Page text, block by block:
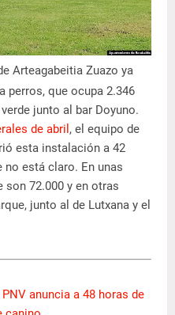
Arteagabeitia Zuazo ya
perros, que ocupa 2.346
junto al bar Doyuno.
de abril , el equipo de
esta instalación a 42
está claro. En unas
son 72.000 y en otras
junto al de Lutxana y el
anuncia a 48 horas de